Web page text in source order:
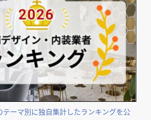
討のオーナー様に役立つコンテンツ